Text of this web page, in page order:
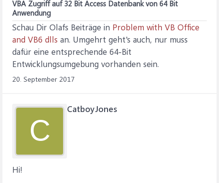
VBA Zugriff auf 32 Bit Access Datenbank von 64 Bit
Anwendung
Schau Dir Olafs Beiträge in Problem with VB Office
and VB6 dlls an. Umgehrt geht's auch, nur muss
dafür eine entsprechende 64-Bit
Entwicklungsumgebung vorhanden sein.
20. September 2017
C
CatboyJones
Hi!